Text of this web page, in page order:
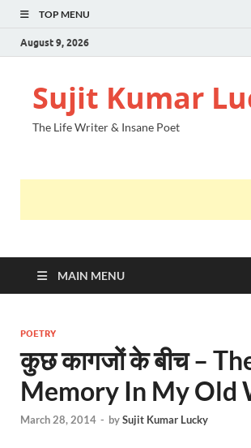
TOP MENU
August 9, 2026
Sujit Kumar
The Life Writer & Insane Poet
MAIN MENU
POETRY
कुछ कागजों के बीच –
Memory In My Old
March 28, 2014 - bySujit Kumar Lucky